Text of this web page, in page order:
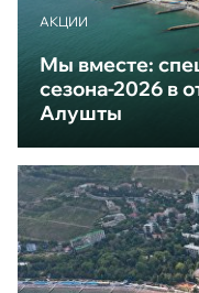
АКЦИИ
Мы вместе:
сезона-2026 в
Алушты